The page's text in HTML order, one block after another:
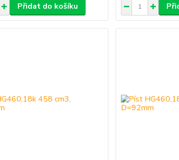
Přidat do košíku